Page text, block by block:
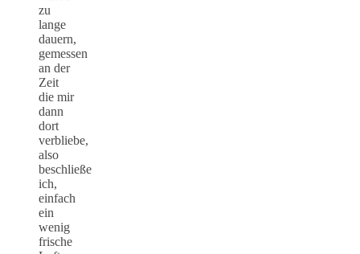
zu
lange
dauern,
gemessen
an der
Zeit
die mir
dann
dort
verbliebe,
also
beschließe
ich,
einfach
ein
wenig
frische